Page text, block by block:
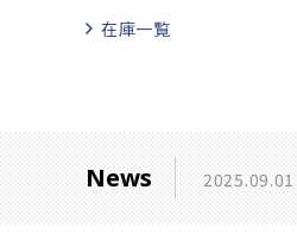
在庫一覧
News 2025.09.01